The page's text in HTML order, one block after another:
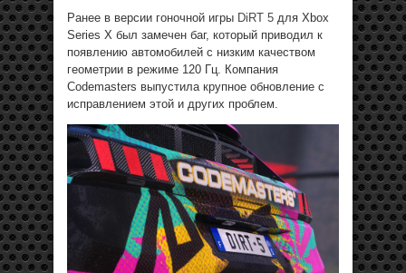
Ранее в версии гоночной игры DiRT 5 для Xbox
Series X был замечен баг, который приводил к
появлению автомобилей с низким качеством
геометрии в режиме 120 Гц. Компания
Codemasters выпустила крупное обновление с
исправлением этой и других проблем.